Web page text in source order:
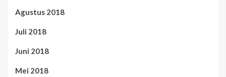
Agustus 2018
Juli 2018
Juni 2018
Mei 2018